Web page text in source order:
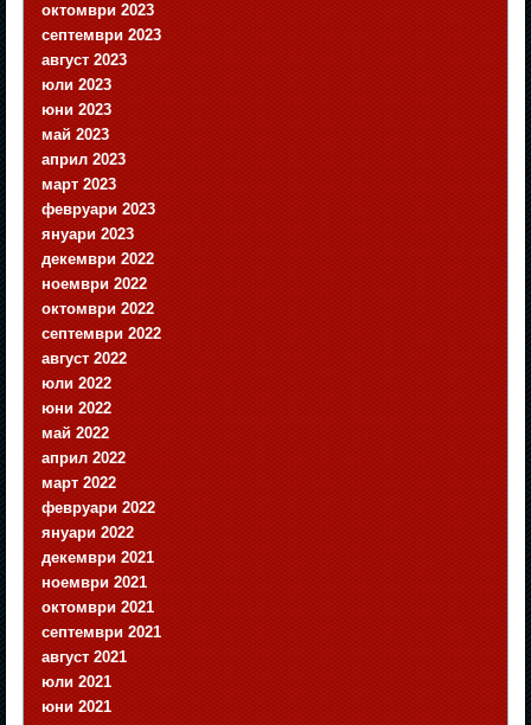
октомври 2023
септември 2023
август 2023
юли 2023
юни 2023
май 2023
април 2023
март 2023
февруари 2023
януари 2023
декември 2022
ноември 2022
октомври 2022
септември 2022
август 2022
юли 2022
юни 2022
май 2022
април 2022
март 2022
февруари 2022
януари 2022
декември 2021
ноември 2021
октомври 2021
септември 2021
август 2021
юли 2021
юни 2021